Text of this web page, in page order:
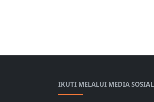
IKUTI MELALUI MEDIA SOSIAL